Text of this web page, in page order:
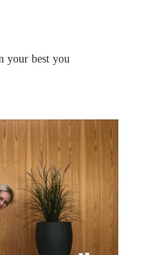
your best you